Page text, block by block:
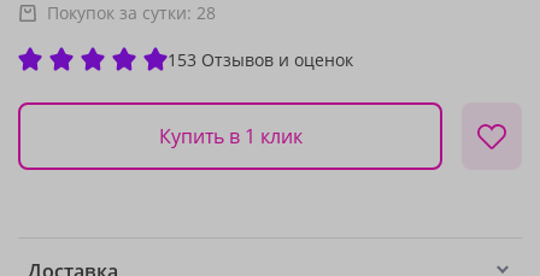
Покупок за сутки: 28
153 Отзывов и оценок
Купить в 1 клик